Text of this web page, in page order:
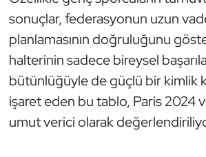
sonuçlar, federasyonun uzun
planlamasının doğruluğunu
halterinin sadece bireysel
bütünlüğüyle de güçlü bir kimlik
işaret eden bu tablo, Paris 2024
umut verici olarak